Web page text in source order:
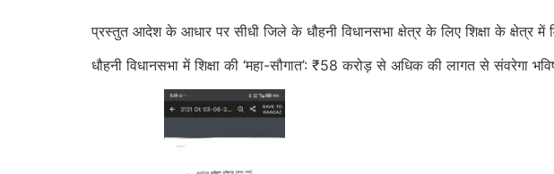
प्रस्तुत आदेश के आधार पर सीधी जिले के धौहनी विधानसभा क्षेत्र के लिए शिक्षा के क्षेत्र में
धौहनी विधानसभा में शिक्षा की ‘महा-सौगात’: ₹58 करोड़ से अधिक की लागत से संवरेगा